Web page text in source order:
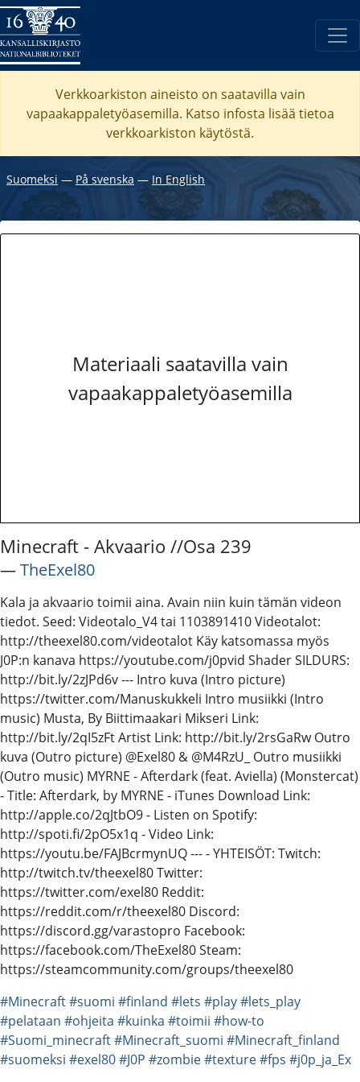
Verkkoarkiston aineisto on saatavilla vain
vapaakappaletyöasemilla. Katso infosta lisää tietoa
verkkoarkiston käytöstä.
Suomeksi ― På svenska ― In English
Materiaali saatavilla vain
vapaakappaletyöasemilla
Minecraft - Akvaario //Osa 239
―TheExel80
Kala ja akvaario toimii aina. Avain niin kuin tämän videon
tiedot. Seed: Videotalo_V4 tai 1103891410 Videotalot:
http://theexel80.com/videotalot Käy katsomassa myös
J0P:n kanava https://youtube.com/j0pvid Shader SILDURS:
http://bit.ly/2zJPd6v --- Intro kuva (Intro picture)
https://twitter.com/Manuskukkeli Intro musiikki (Intro
music) Musta, By Biittimaakari Mikseri Link:
http://bit.ly/2qI5zFt Artist Link: http://bit.ly/2rsGaRw Outro
kuva (Outro picture) @Exel80 & @M4RzU_ Outro musiikki
(Outro music) MYRNE - Afterdark (feat. Aviella) (Monstercat)
- Title: Afterdark, by MYRNE - iTunes Download Link:
http://apple.co/2qJtbO9 - Listen on Spotify:
http://spoti.fi/2pO5x1q - Video Link:
https://youtu.be/FAJBcrmynUQ --- - YHTEISÖT: Twitch:
http://twitch.tv/theexel80 Twitter:
https://twitter.com/exel80 Reddit:
https://reddit.com/r/theexel80 Discord:
https://discord.gg/varastopro Facebook:
https://facebook.com/TheExel80 Steam:
https://steamcommunity.com/groups/theexel80
#Minecraft#suomi #finland #lets #play#lets_play
#pelataan #ohjeita #kuinka #toimii #how-to
#Suomi_minecraft#Minecraft_suomi #Minecraft_finland
#suomeksi #exel80#J0P #zombie#texture#fps #j0p_ja_Ex